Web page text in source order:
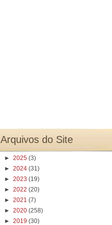
Arquivos do Site
► 2025 (3)
► 2024 (31)
► 2023 (19)
► 2022 (20)
► 2021 (7)
► 2020 (258)
► 2019 (30)